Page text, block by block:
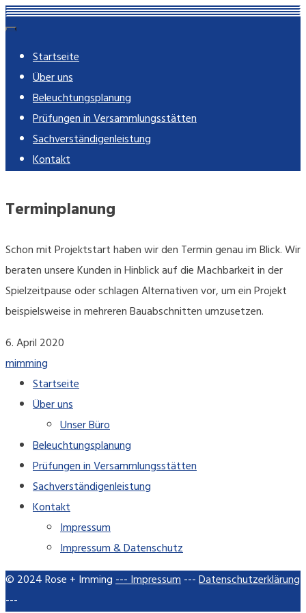
Skip
content
rose-imming.de
Ingenieur-Partnerschaft mbB – beratende Ingenieure
Startseite
Über uns
Beleuchtungsplanung
Prüfungen in Versammlungsstätten
Sachverständigenleistung
Kontakt
Terminplanung
Schon mit Projektstart haben wir den Termin genau im Blick. Wir
beraten unsere Kunden in Hinblick auf die Machbarkeit in der
Spielzeitpause oder schlagen Alternativen vor, um ein Projekt
beispielsweise in mehreren Bauabschnitten umzusetzen.
6. April 2020
mimming
Startseite
Über uns
Unser Büro
Beleuchtungsplanung
Prüfungen in Versammlungsstätten
Sachverständigenleistung
Kontakt
Impressum
Impressum & Datenschutz
© 2024 Rose + Imming--- Impressum---Datenschutzerklärung
---